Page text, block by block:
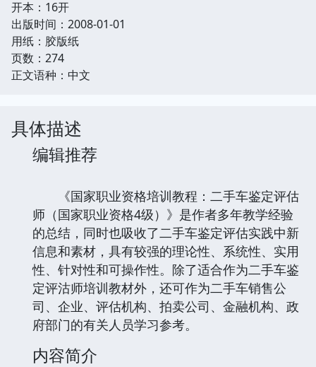
开本：16开
出版时间：2008-01-01
用纸：胶版纸
页数：274
正文语种：中文
具体描述
编辑推荐
《国家职业资格培训教程：二手车鉴定评估
师（国家职业资格4级）》是作者多年教学经验
的总结，同时也吸收了二手车鉴定评估实践中新
信息和素材，具有较强的理论性、系统性、实用
性、针对性和可操作性。除了适合作为二手车鉴
定评沽师培训教材外，还可作为二手车销售公
司、企业、评估机构、拍卖公司、金融机构、政
府部门的有关人员学习参考。
内容简介